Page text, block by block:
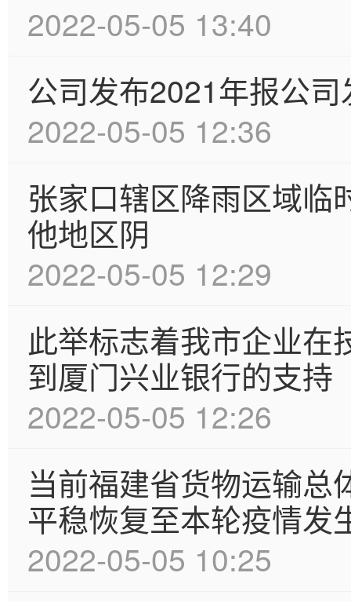
2022-05-05 13:40
公司发布2021年报公
2022-05-05 12:36
张家口辖区降雨区域临
他地区阴
2022-05-05 12:29
此举标志着我市企业在
到厦门兴业银行的支持
2022-05-05 12:26
当前福建省货物运输总
平稳恢复至本轮疫情发
2022-05-05 10:25